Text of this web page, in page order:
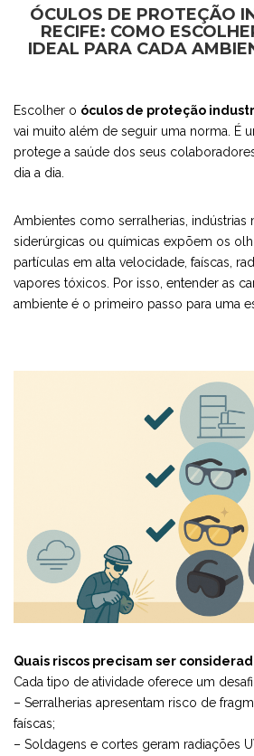
ÓCULOS DE PROTEÇÃO
RECIFE: COMO
IDEAL PARA CADA
Escolher o óculos de proteção
vai muito além de seguir uma norma. É
protege a saúde dos seus
dia a dia.
Ambientes como serralherias, indústrias
siderúrgicas ou químicas expõem os
partículas em alta velocidade, faíscas,
vapores tóxicos. Por isso, entender as
ambiente é o primeiro passo para uma
Quais riscos precisam ser
Cada tipo de atividade oferece um
– Serralherias apresentam risco de
faíscas;
– Soldagens e cortes geram radiações